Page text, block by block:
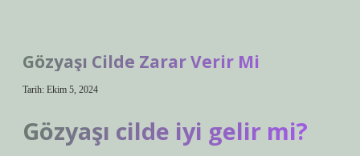
Gözyaşı Cilde Zarar Verir Mi
Tarih: Ekim 5, 2024
Gözyaşı cilde iyi gelir mi?